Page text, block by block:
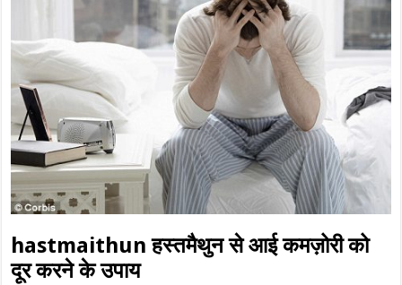
hastmaithun हस्तमैथुन से आई कमज़ोरी को
दूर करने के उपाय